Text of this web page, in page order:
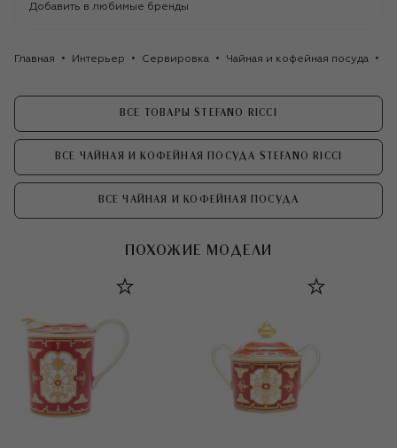
Добавить в любимые бренды
Главная Интерьер Сервировка Чайная и кофейная посуда
ВСЕ ТОВАРЫ STEFANO RICCI
ВСЕ ЧАЙНАЯ И КОФЕЙНАЯ ПОСУДА STEFANO RICCI
ВСЕ ЧАЙНАЯ И КОФЕЙНАЯ ПОСУДА
ПОХОЖИЕ МОДЕЛИ